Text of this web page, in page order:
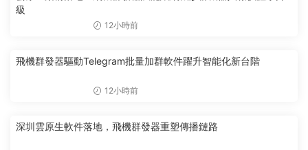
級
12小時前
飛機群發器驅動Telegram批量加群軟件躍升智能化新台階
12小時前
深圳雲原生軟件落地，飛機群發器重塑傳播鏈路